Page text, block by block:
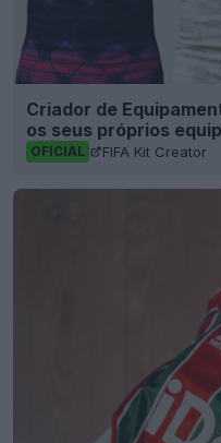
Criador de
os seus próprios
OFICIAL FIFA Kit Creator